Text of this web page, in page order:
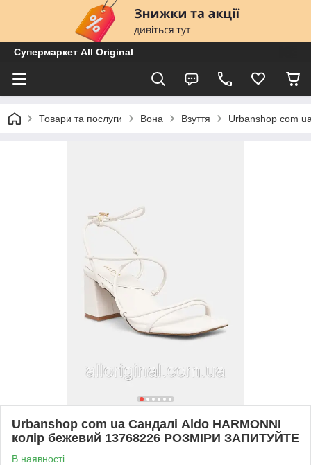
Супермаркет All Original
Товари та послуги Вона Взуття Urbanshop com
Urbanshop com ua Сандалі Aldo HARMONNI
колір бежевий 13768226 РОЗМІРИ ЗАПИТУЙТЕ
В наявності